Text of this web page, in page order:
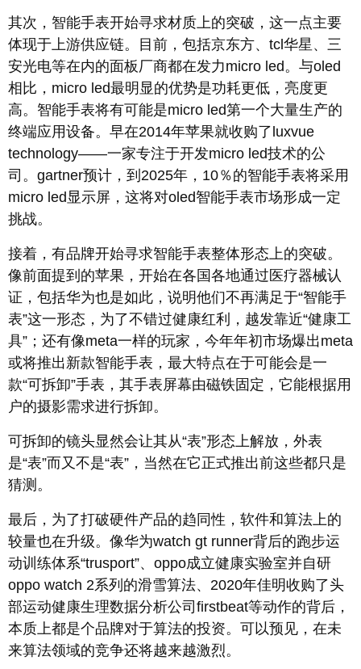
其次，智能手表开始寻求材质上的突破，这一点主要
体现于上游供应链。目前，包括京东方、tcl华星、三
安光电等在内的面板厂商都在发力micro led。与oled
相比，micro led最明显的优势是功耗更低，亮度更
高。智能手表将有可能是micro led第一个大量生产的
终端应用设备。早在2014年苹果就收购了luxvue
technology——一家专注于开发micro led技术的公
司。gartner预计，到2025年，10％的智能手表将采用
micro led显示屏，这将对oled智能手表市场形成一定
挑战。
接着，有品牌开始寻求智能手表整体形态上的突破。
像前面提到的苹果，开始在各国各地通过医疗器械认
证，包括华为也是如此，说明他们不再满足于“智能手
表”这一形态，为了不错过健康红利，越发靠近“健康工
具”；还有像meta一样的玩家，今年年初市场爆出meta
或将推出新款智能手表，最大特点在于可能会是一
款“可拆卸”手表，其手表屏幕由磁铁固定，它能根据用
户的摄影需求进行拆卸。
可拆卸的镜头显然会让其从“表”形态上解放，外表
是“表”而又不是“表”，当然在它正式推出前这些都只是
猜测。
最后，为了打破硬件产品的趋同性，软件和算法上的
较量也在升级。像华为watch gt runner背后的跑步运
动训练体系“trusport”、oppo成立健康实验室并自研
oppo watch 2系列的滑雪算法、2020年佳明收购了头
部运动健康生理数据分析公司firstbeat等动作的背后，
本质上都是个品牌对于算法的投资。可以预见，在未
来算法领域的竞争还将越来越激烈。